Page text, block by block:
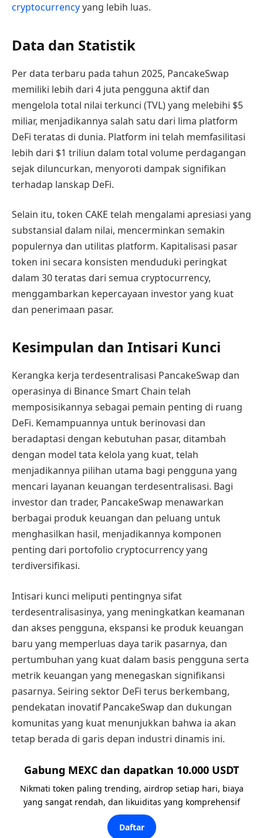
cryptocurrencyyang lebih luas.
Data dan Statistik
Per data terbaru pada tahun 2025, PancakeSwap
memiliki lebih dari 4 juta pengguna aktif dan
mengelola total nilai terkunci (TVL) yang melebihi $5
miliar, menjadikannya salah satu dari lima platform
DeFi teratas di dunia. Platform ini telah memfasilitasi
lebih dari $1 triliun dalam total volume perdagangan
sejak diluncurkan, menyoroti dampak signifikan
terhadap lanskap DeFi.
Selain itu, token CAKE telah mengalami apresiasi yang
substansial dalam nilai, mencerminkan semakin
populernya dan utilitas platform. Kapitalisasi pasar
token ini secara konsisten menduduki peringkat
dalam 30 teratas dari semua cryptocurrency,
menggambarkan kepercayaan investor yang kuat
dan penerimaan pasar.
Kesimpulan dan Intisari Kunci
Kerangka kerja terdesentralisasi PancakeSwap dan
operasinya di Binance Smart Chain telah
memposisikannya sebagai pemain penting di ruang
DeFi. Kemampuannya untuk berinovasi dan
beradaptasi dengan kebutuhan pasar, ditambah
dengan model tata kelola yang kuat, telah
menjadikannya pilihan utama bagi pengguna yang
mencari layanan keuangan terdesentralisasi. Bagi
investor dan trader, PancakeSwap menawarkan
berbagai produk keuangan dan peluang untuk
menghasilkan hasil, menjadikannya komponen
penting dari portofolio cryptocurrency yang
terdiversifikasi.
Intisari kunci meliputi pentingnya sifat
terdesentralisasinya, yang meningkatkan keamanan
dan akses pengguna, ekspansi ke produk keuangan
baru yang memperluas daya tarik pasarnya, dan
pertumbuhan yang kuat dalam basis pengguna serta
metrik keuangan yang menegaskan signifikansi
pasarnya. Seiring sektor DeFi terus berkembang,
pendekatan inovatif PancakeSwap dan dukungan
komunitas yang kuat menunjukkan bahwa ia akan
tetap berada di garis depan industri dinamis ini.
Gabung MEXC dan dapatkan 10.000 USDT
Nikmati token paling trending, airdrop setiap hari, biaya
yang sangat rendah, dan likuiditas yang komprehensif
Daftar